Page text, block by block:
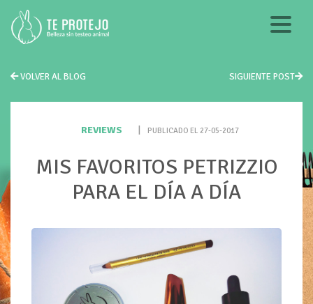
VOLVER AL BLOG SIGUIENTE POST
REVIEWS PUBLICADO EL 27-05-2017
MIS FAVORITOS PETRIZZIO
PARA EL DÍA A DÍA